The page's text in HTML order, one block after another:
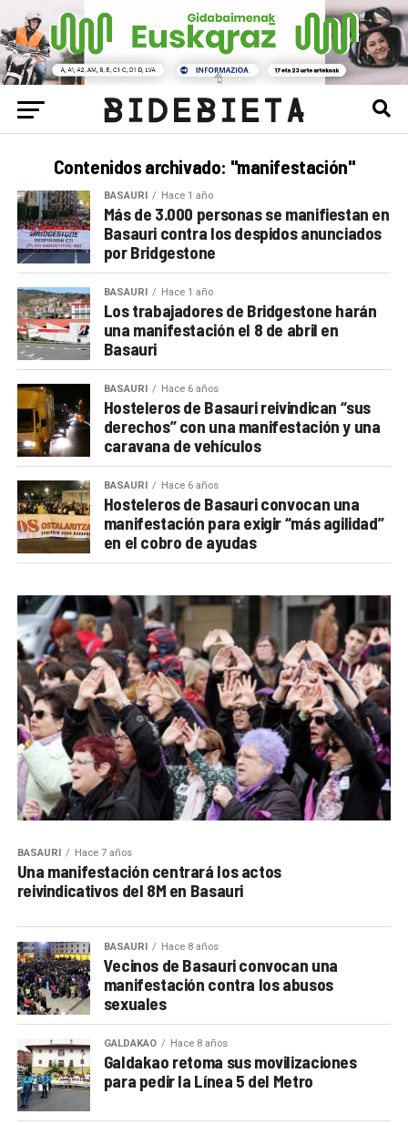
Contenidos archivado: "manifestación"
BASAURI Hace 1 año
Más de 3.000 personas se manifiestan en
Basauri contra los despidos anunciados
por Bridgestone
BASAURI Hace 1 año
Los trabajadores de Bridgestone harán
una manifestación el 8 de abril en
Basauri
BASAURI Hace 6 años
Hosteleros de Basauri reivindican “sus
derechos” con una manifestación y una
caravana de vehículos
BASAURI Hace 6 años
Hosteleros de Basauri convocan una
manifestación para exigir “más agilidad”
en el cobro de ayudas
BASAURI Hace 7 años
Una manifestación centrará los actos
reivindicativos del 8M en Basauri
BASAURI Hace 8 años
Vecinos de Basauri convocan una
manifestación contra los abusos
sexuales
GALDAKAO Hace 8 años
Galdakao retoma sus movilizaciones
para pedir la Línea 5 del Metro